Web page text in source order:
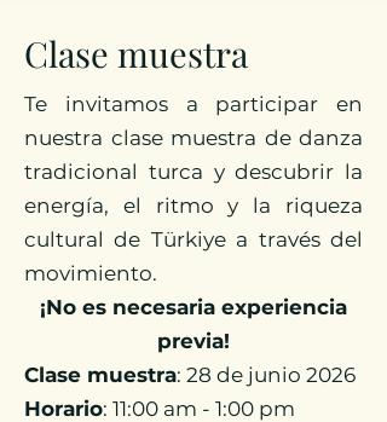
Clase muestra
Te invitamos a participar en
nuestra clase muestra de danza
tradicional turca y descubrir la
energía, el ritmo y la riqueza
cultural de Türkiye a través del
movimiento.
¡No es necesaria experiencia
previa!
Clase muestra: 28 de junio 2026
Horario: 11:00 am - 1:00 pm